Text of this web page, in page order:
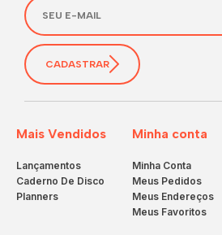
Mais Vendidos
Lançamentos
Caderno De Disco
Planners
Minha conta
Minha Conta
Meus Pedidos
Meus Endereços
Meus Favoritos
CADASTRAR